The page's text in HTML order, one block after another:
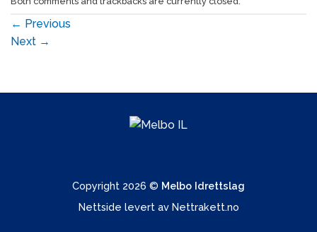
← Previous
Next →
Copyright 2026 © Melbo Idrettslag
Nettside levert av Nettrakett.no